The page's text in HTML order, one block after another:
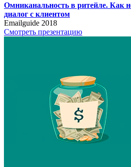
Омниканальность в ритейле. Как
диалог с клиентом
Emailguide 2018
Смотреть презентацию